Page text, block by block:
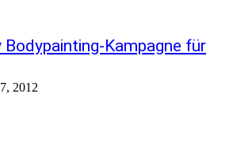
Bodypainting-Kampagne für
2012